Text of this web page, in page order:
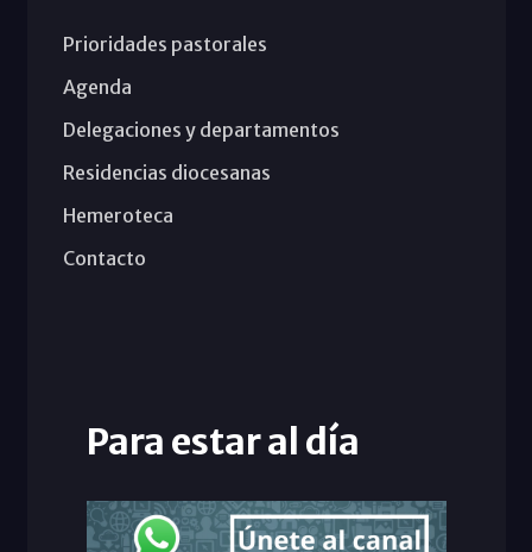
Prioridades pastorales
Agenda
Delegaciones y departamentos
Residencias diocesanas
Hemeroteca
Contacto
Para estar al día